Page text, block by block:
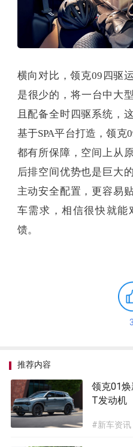
横向对比，领克09四驱
是很少的，将一台中大
且配备全时四驱系统，
基于SPA平台打造，领克
都有所保障，空间上从
后排空间优势也是巨大
主动安全配置，更容易
车需求，相信很快就能
馈。
推荐内容
领克01
T发动机
#新车资讯